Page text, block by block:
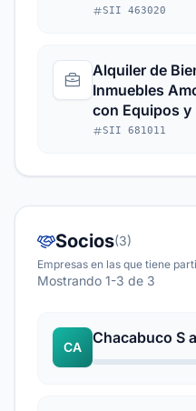
SII 463020
Alquiler de
Inmuebles
con Equipos y
SII 681011
Socios(3)
Empresas en las que tiene
Mostrando 1-3 de 3
CA
Chacabuco S a